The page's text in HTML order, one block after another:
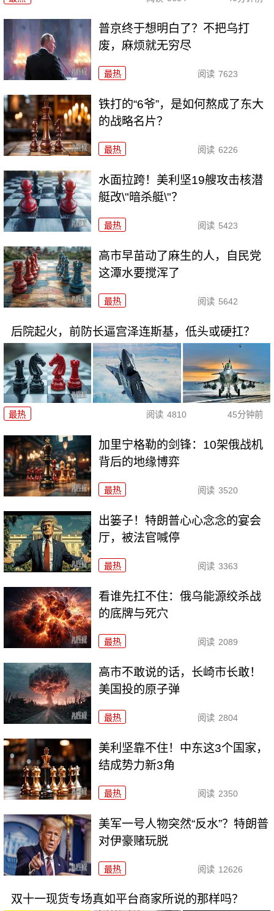
普京终于想明白了？不把乌打
废，麻烦就无穷尽
最热 阅读 7623
铁打的“6爷”，是如何熬成了东大
的战略名片？
最热 阅读 6226
水面拉跨！美利坚19艘攻击核潜
艇改\"暗杀艇\"？
最热 阅读 5423
高市早苗动了麻生的人，自民党
这潭水要搅浑了
最热 阅读 5642
后院起火，前防长逼宫泽连斯基，低头或硬扛？
最热 阅读 4810 45分钟前
加里宁格勒的剑锋：10架俄战机
背后的地缘博弈
最热 阅读 3520
出篓子！特朗普心心念念的宴会
厅，被法官喊停
最热 阅读 3363
看谁先扛不住：俄乌能源绞杀战
的底牌与死穴
最热 阅读 2089
高市不敢说的话，长崎市长敢！
美国投的原子弹
最热 阅读 2804
美利坚靠不住！中东这3个国家，
结成势力新3角
最热 阅读 2350
美军一号人物突然“反水”？特朗普
对伊豪赌玩脱
最热 阅读 12626
双十一现货专场真如平台商家所说的那样吗？